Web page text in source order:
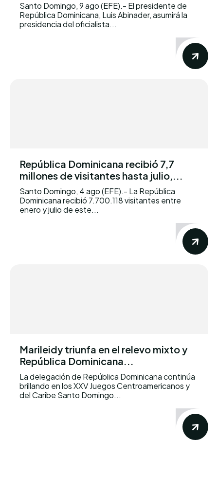
Santo Domingo, 9 ago (EFE).- El presidente de
República Dominicana, Luis Abinader, asumirá la
presidencia del oficialista...
República Dominicana recibió 7,7
millones de visitantes hasta julio,...
Santo Domingo, 4 ago (EFE).- La República
Dominicana recibió 7.700.118 visitantes entre
enero y julio de este...
Marileidy triunfa en el relevo mixto y
República Dominicana...
La delegación de República Dominicana continúa
brillando en los XXV Juegos Centroamericanos y
del Caribe Santo Domingo...